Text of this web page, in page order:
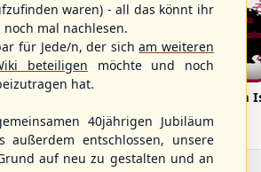
Elmshorn Alligators Fehmarn
waren) - all das könnt ihr
mal nachlesen.
für Jede/n, der sicham weiteren
beteiligen möchte und noch
hat.
40jährigen Jubiläum
außerdem entschlossen, unsere
auf neu zu gestalten und an